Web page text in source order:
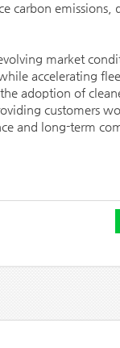
carbon
market
accelerating
adoption of
customers
and long-term